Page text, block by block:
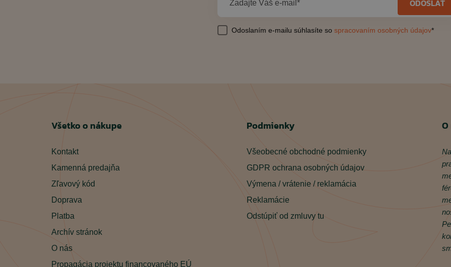
Zadajte Váš e-mail* ODOSLAŤ
Odoslaním e-mailu súhlasíte so spracovaním osobných údajov*
Všetko o nákupe
Kontakt
Kamenná predajňa
Zľavový kód
Doprava
Platba
Archív stránok
O nás
Propagácia projektu financovaného EÚ
Podmienky
Všeobecné obchodné podmienky
GDPR ochrana osobných údajov
Výmena / vrátenie / reklamácia
Reklamácie
Odstúpiť od zmluvy tu